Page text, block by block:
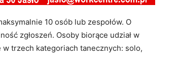
10 osób lub zespołów. O
zgłoszeń. Osoby biorące udział w
trzech kategoriach tanecznych: solo,